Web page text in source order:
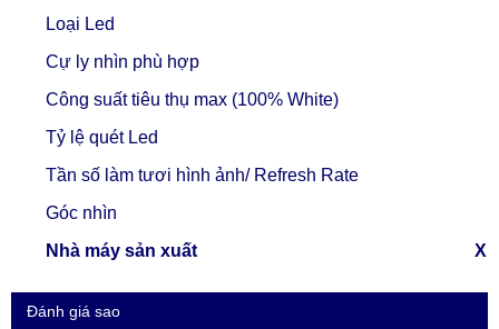
Loại Led
Cự ly nhìn phù hợp
Công suất tiêu thụ max (100% White)
Tỷ lệ quét Led
Tần số làm tươi hình ảnh/ Refresh Rate
Góc nhìn
Nhà máy sản xuất
Đánh giá sao